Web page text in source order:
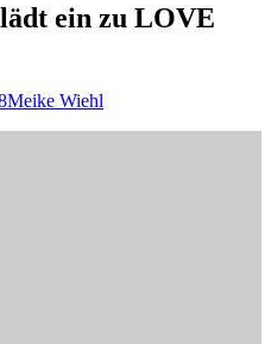
ein zu LOVE
Author
Meike Wiehl